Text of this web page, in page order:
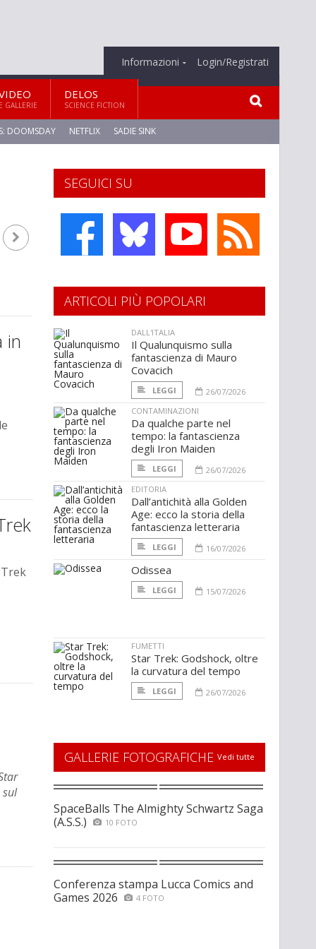
Informazioni Login/Registrati
GALLERIE
DELOS
SCIENCE FICTION
DOOMSDAY NETFLIX SADIE SINK
in
SEGUICI SU
ARTICOLI PIÙ POPOLARI
DALL'ITALIA
Il Qualunquismo sulla
fantascienza di Mauro
Covacich
LEGGI
26/07/2026
CONTAMINAZIONI
Da qualche parte nel
tempo: la fantascienza
degli Iron Maiden
LEGGI
26/07/2026
EDITORIA
Dall’antichità alla Golden
Age: ecco la storia della
fantascienza letteraria
LEGGI 16/07/2026
Odissea
LEGGI 15/07/2026
FUMETTI
Star Trek: Godshock, oltre
la curvatura del tempo
LEGGI 26/07/2026
GALLERIE FOTOGRAFICHE Vedi tutte
SpaceBalls The Almighty Schwartz Saga
(A.S.S.)
10 FOTO
Conferenza stampa Lucca Comics and
Games 2026
4 FOTO